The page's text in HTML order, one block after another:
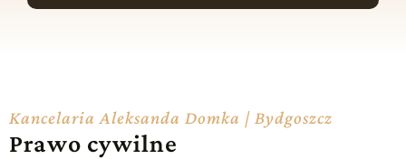
Kancelaria Aleksanda Domka | Bydgoszcz
Prawo cywilne